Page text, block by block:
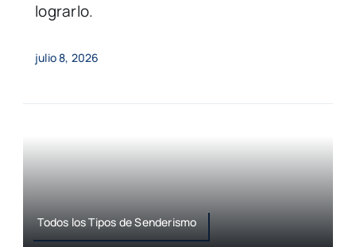
lograrlo.
julio 8, 2026
Todos los Tipos de Senderismo